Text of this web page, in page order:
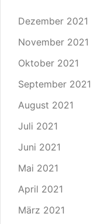
Dezember 2021
November 2021
Oktober 2021
September 2021
August 2021
Juli 2021
Juni 2021
Mai 2021
April 2021
März 2021